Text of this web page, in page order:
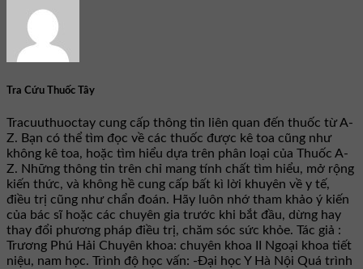
Tra Cứu Thuốc Tây
Tracuuthuoctay cung cấp thông tin liên quan đến thuốc từ A-
Z. Bạn có thể tìm đọc về các thuốc được kê toa cũng như
không kê toa, hoặc tìm hiểu dựa trên phân loại của Thuốc A-
Z. Những thông tin trên chỉ mang tính chất tìm hiểu, mở rộng
kiến thức, và không hề cung cấp bất kì lời khuyên về y tế,
điều trị cũng như chẩn đoán. Hãy luôn nhớ tham khảo ý kiến
của bác sĩ hoặc các chuyên gia trước khi bắt đầu, dừng hay
thay đổi phương pháp điều trị, chăm sóc sức khỏe. Tác giả :
Trương Phú Hải Chuyên khoa: chuyên khoa II Ngoại khoa tiết
niệu, nam học. Trình độ học vấn: -Đại học Y Hà Nội Quá trình